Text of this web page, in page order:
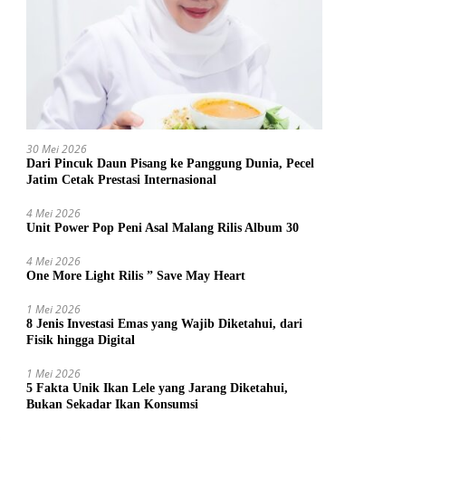
30 Mei 2026
Dari Pincuk Daun Pisang ke Panggung Dunia, Pecel
Jatim Cetak Prestasi Internasional
4 Mei 2026
Unit Power Pop Peni Asal Malang Rilis Album 30
4 Mei 2026
One More Light Rilis ” Save May Heart
1 Mei 2026
8 Jenis Investasi Emas yang Wajib Diketahui, dari
Fisik hingga Digital
1 Mei 2026
5 Fakta Unik Ikan Lele yang Jarang Diketahui,
Bukan Sekadar Ikan Konsumsi